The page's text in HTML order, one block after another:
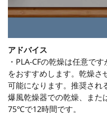
アドバイス
・PLA-CFの乾燥は任意で
をおすすめします。乾燥
可能になります。推奨さ
爆風乾燥器での乾燥、また
75℃で12時間です。